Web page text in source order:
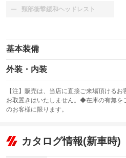
頸部衝撃緩和ヘッドレスト
：装備なし
基本装備
エアバッグ：運転席
：装備あり
：装備なし
サンルーフ
：装備なし
リフトアップ
：装備なし
外装・内装
カーナビ
：装備なし
TV
：装備なし
ビジュアル
：装備なし
【注】販売は、当店に直接ご来場頂ける
お取置きはいたしません。◆在庫の有無
のお客様に限ります。
カタログ情報(新車時)